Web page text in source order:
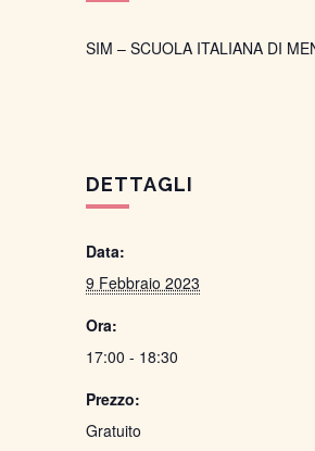
DETTAGLI
Data:
9 Febbraio 2023
Ora:
17:00 - 18:30
Prezzo:
Gratuito
SIM – SCUOLA ITALIANA DI